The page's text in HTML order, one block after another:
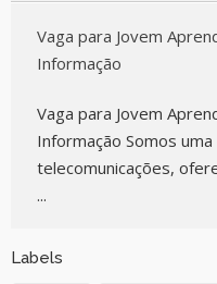
Vaga para Jovem
Informação
Vaga para Jovem
Informação Somos
telecomunicações,
...
Labels